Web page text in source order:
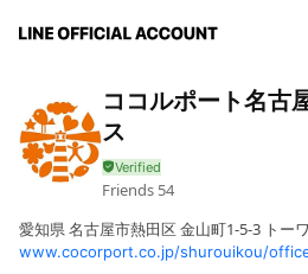
ココルポート名古
ス
Friends 54
愛知県 名古屋市熱田区 金山町1-5-3 トー